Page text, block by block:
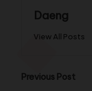
Daeng
View All Posts
Previous Post